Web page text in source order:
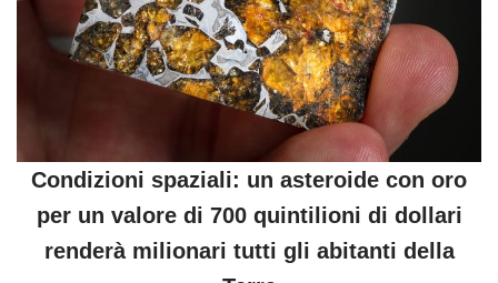
Condizioni spaziali: un asteroide con oro
per un valore di 700 quintilioni di dollari
renderà milionari tutti gli abitanti della